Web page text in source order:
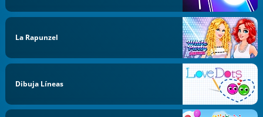
La Rapunzel
Dibuja Líneas